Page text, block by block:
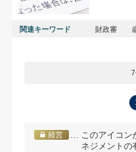
関連キーワード 財政審
経営
… このアイコン
ネジメントの